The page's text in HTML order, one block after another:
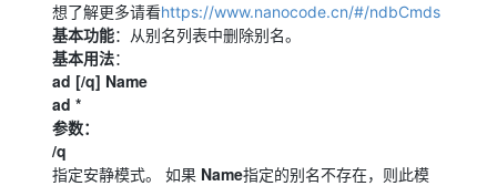
想了解更多请看https://www.nanocode.cn/#/ndbCmds
基本功能：从别名列表中删除别名。
基本用法：
ad [/q] Name
ad *
参数：
/q
指定安静模式。 如果 Name指定的别名不存在，则此模